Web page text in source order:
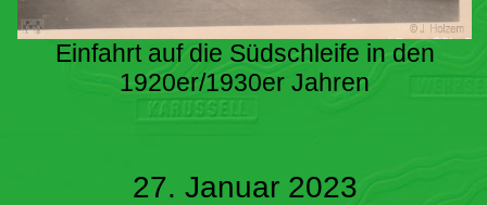
Einfahrt auf die Südschleife in den
1920er/1930er Jahren
27. Januar 2023